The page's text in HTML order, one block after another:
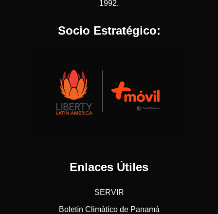
1992.
Socio Estratégico:
Enlaces Útiles
SERVIR
Boletín Climático de Panamá